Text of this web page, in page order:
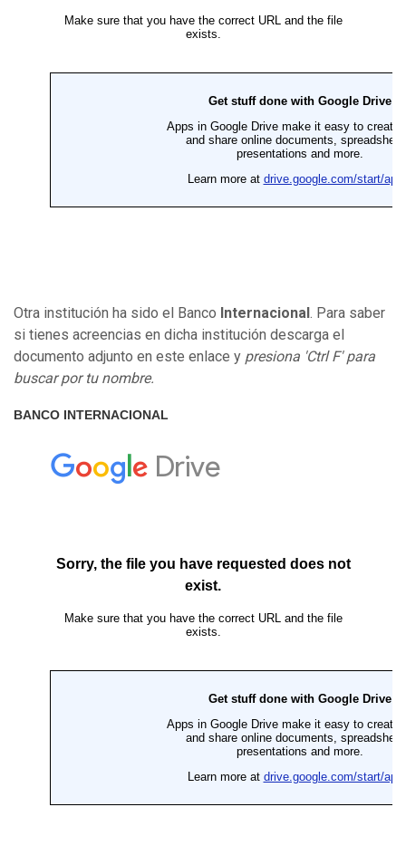
Otra institución ha sido el Banco Internacional . Para saber
si tienes acreencias en dicha institución descarga el
documento adjunto en este enlace y presiona 'Ctrl F' para
buscar por tu nombre.
BANCO INTERNACIONAL